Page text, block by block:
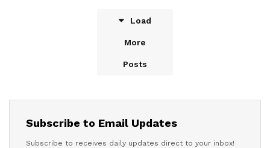
Load
More
Posts
Subscribe to Email Updates
Subscribe to receives daily updates direct to your inbox!